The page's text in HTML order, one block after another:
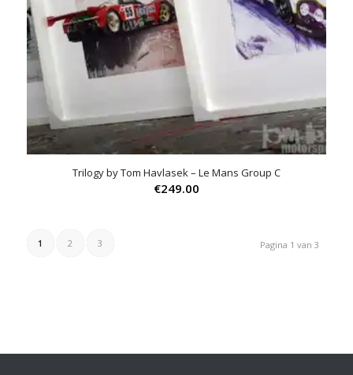
Trilogy by Tom Havlasek – Le Mans Group C
€249.00
Pagina 1 van 3
1 2 3